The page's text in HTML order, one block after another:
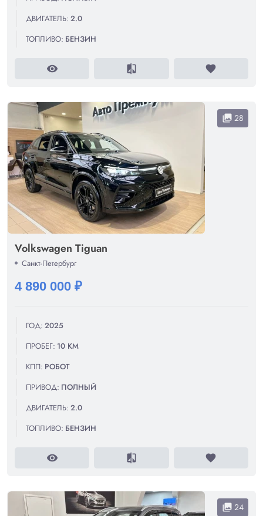
ДВИГАТЕЛЬ: 2.0
ТОПЛИВО: БЕНЗИН
visibility compare favorite
collections 28
Volkswagen Tiguan
Санкт-Петербург
4 890 000 ₽
ГОД: 2025
ПРОБЕГ: 10 КМ
КПП: РОБОТ
ПРИВОД: ПОЛНЫЙ
ДВИГАТЕЛЬ: 2.0
ТОПЛИВО: БЕНЗИН
visibility compare favorite
collections 24